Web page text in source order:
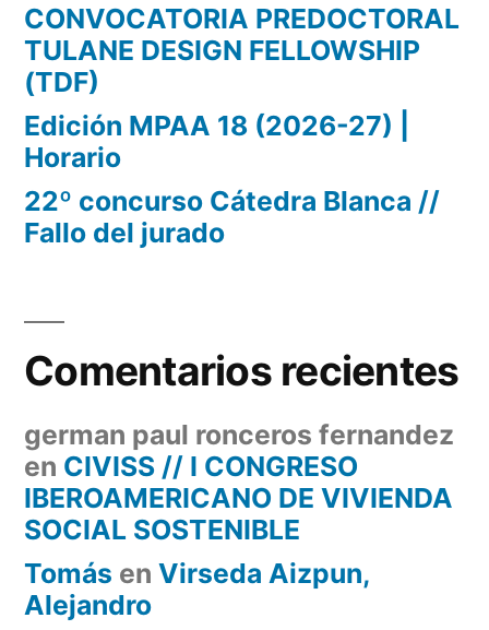
CONVOCATORIA PREDOCTORAL
TULANE DESIGN FELLOWSHIP
(TDF)
Edición MPAA 18 (2026-27) |
Horario
22º concurso Cátedra Blanca //
Fallo del jurado
Comentarios recientes
german paul ronceros fernandez
en CIVISS // I CONGRESO
IBEROAMERICANO DE VIVIENDA
SOCIAL SOSTENIBLE
Tomás en Virseda Aizpun,
Alejandro